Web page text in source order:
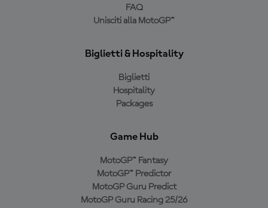
FAQ
Unisciti alla MotoGP™
Biglietti & Hospitality
Biglietti
Hospitality
Packages
Game Hub
MotoGP™ Fantasy
MotoGP™ Predictor
MotoGP Guru Predict
MotoGP Guru Racing 25/26